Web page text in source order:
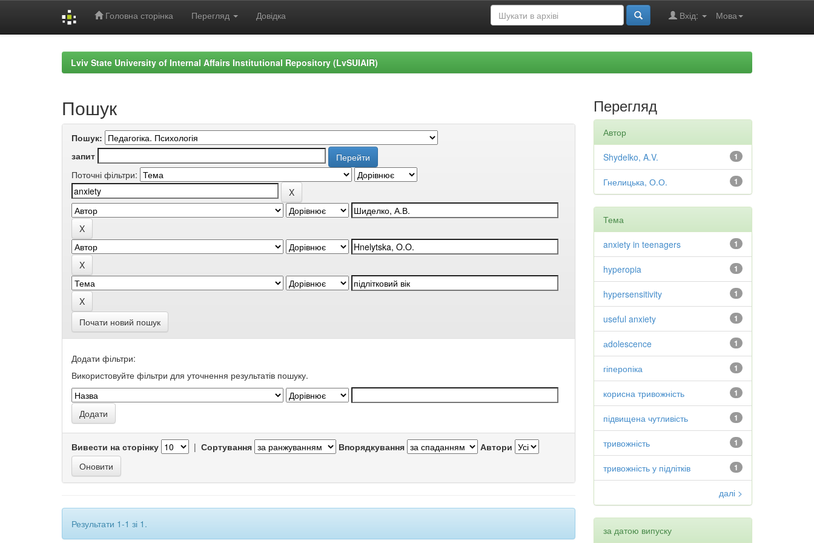
Головна сторінка Перегляд Довідка Мова
Вхід:
Lviv State University of Internal Affairs Institutional Repository (LvSUIAIR)
Пошук
Пошук:
запит
Поточні фільтри:
Почати новий пошук
Додати фільтри:
Використовуйте фільтри для уточнення результатів пошуку.
Вивести на сторінку | Сортування Впорядкування Автори
Результати 1-1 зі 1.
Перегляд
Автор
1
Shydelko, A.V.
1
Гнелицька, О.О.
Тема
1
anxiety in teenagers
1
hyperopia
1
hypersensitivity
1
useful anxiety
1
аdolescence
1
гіперопіка
1
корисна тривожність
1
підвищена чутливість
1
тривожність
1
тривожність у підлітків
далі >
за датою випуску